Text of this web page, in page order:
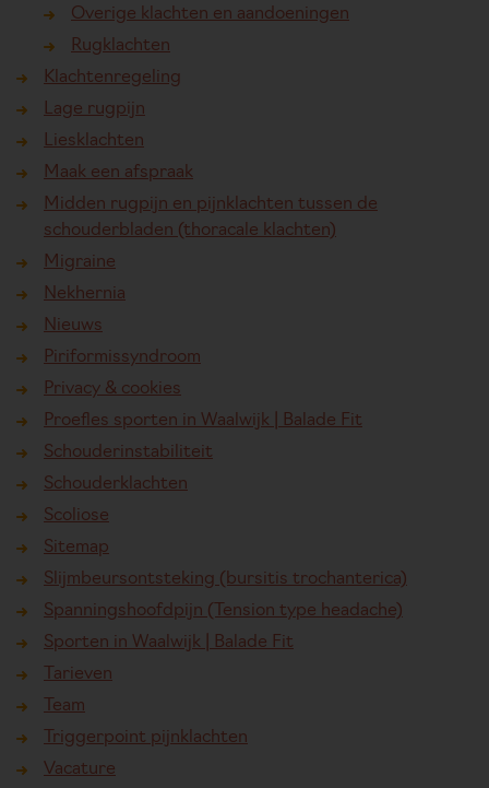
Overige klachten en aandoeningen
Rugklachten
Klachtenregeling
Lage rugpijn
Liesklachten
Maak een afspraak
Midden rugpijn en pijnklachten tussen de
schouderbladen (thoracale klachten)
Migraine
Nekhernia
Nieuws
Piriformissyndroom
Privacy & cookies
Proefles sporten in Waalwijk | Balade Fit
Schouderinstabiliteit
Schouderklachten
Scoliose
Sitemap
Slijmbeursontsteking (bursitis trochanterica)
Spanningshoofdpijn (Tension type headache)
Sporten in Waalwijk | Balade Fit
Tarieven
Team
Triggerpoint pijnklachten
Vacature